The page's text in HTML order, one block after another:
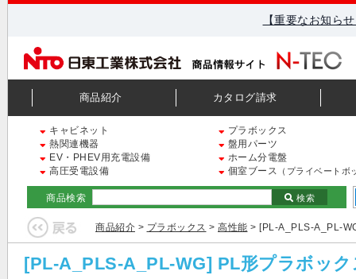
【重要なお知ら
商品紹介 カタログ請求
キャビネット
プラボックス
熱関連機器
盤用パーツ
EV・PHEV用充電設備
ホーム分電盤
高圧受電設備
個室ブース （プライベートボ
商品検索 検索
商品紹介 > プラボックス > 高性能 > [PL-A_PLS-A_PL-
[PL-A_PLS-A_PL-WG] PL形プラボック